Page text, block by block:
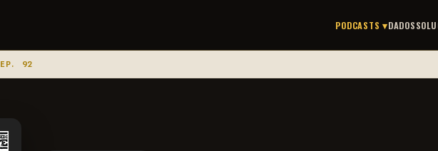
PODCASTS ▾DADOS
EP. 92